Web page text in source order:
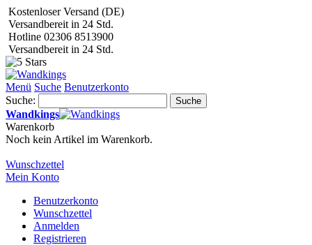
Kostenloser Versand (DE)
Versandbereit in 24 Std.
Hotline 02306 8513900
Versandbereit in 24 Std.
Menü Suche Benutzerkonto
Suche:
Suche
Wandkings
Warenkorb
Noch kein Artikel im Warenkorb.
Wunschzettel
Mein Konto
Benutzerkonto
Wunschzettel
Anmelden
Registrieren